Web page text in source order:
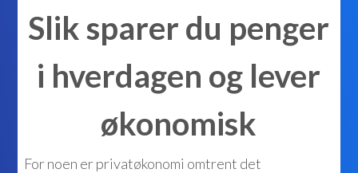
Slik sparer du penger
i hverdagen og lever
økonomisk
For noen er privatøkonomi omtrent det